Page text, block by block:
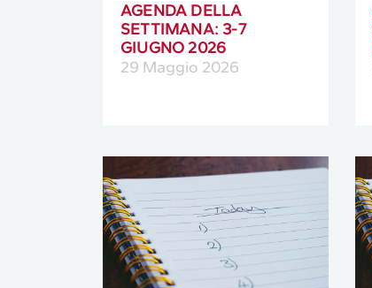
AGENDA DELLA
SETTIMANA: 3-7
GIUGNO 2026
29 Maggio 2026